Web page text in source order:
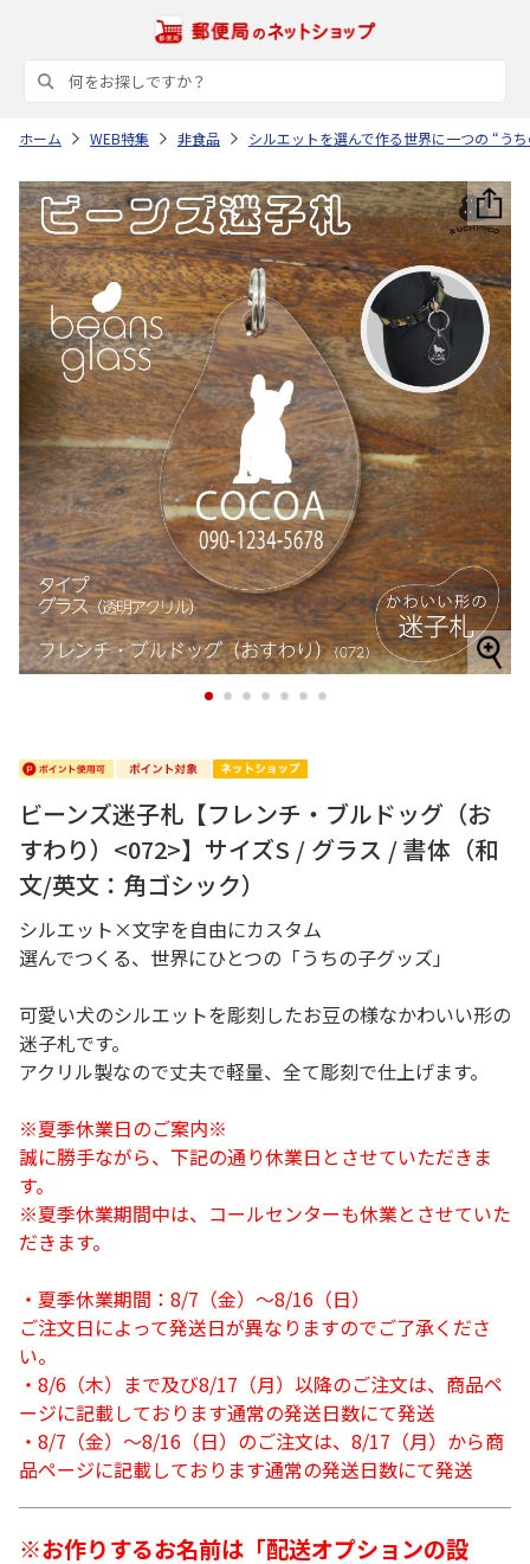
ホーム WEB特集 非食品 シルエットを選んで作る世界に一つの “う
1 2 3 4 5 6 7
ビーンズ迷子札【フレンチ・ブルドッグ（お
すわり）<072>】サイズS / グラス / 書体（和
文/英文：角ゴシック）
シルエット×文字を自由にカスタム
選んでつくる、世界にひとつの「うちの子グッズ」
可愛い犬のシルエットを彫刻したお豆の様なかわいい形の
迷子札です。
アクリル製なので丈夫で軽量、全て彫刻で仕上げます。
※夏季休業日のご案内※
誠に勝手ながら、下記の通り休業日とさせていただきま
す。
※夏季休業期間中は、コールセンターも休業とさせていた
だきます。
・夏季休業期間：8/7（金）～8/16（日）
ご注文日によって発送日が異なりますのでご了承くださ
い。
・8/6（木）まで及び8/17（月）以降のご注文は、商品ペ
ージに記載しております通常の発送日数にて発送
・8/7（金）～8/16（日）のご注文は、8/17（月）から商
品ページに記載しております通常の発送日数にて発送
※お作りするお名前は「配送オプションの設